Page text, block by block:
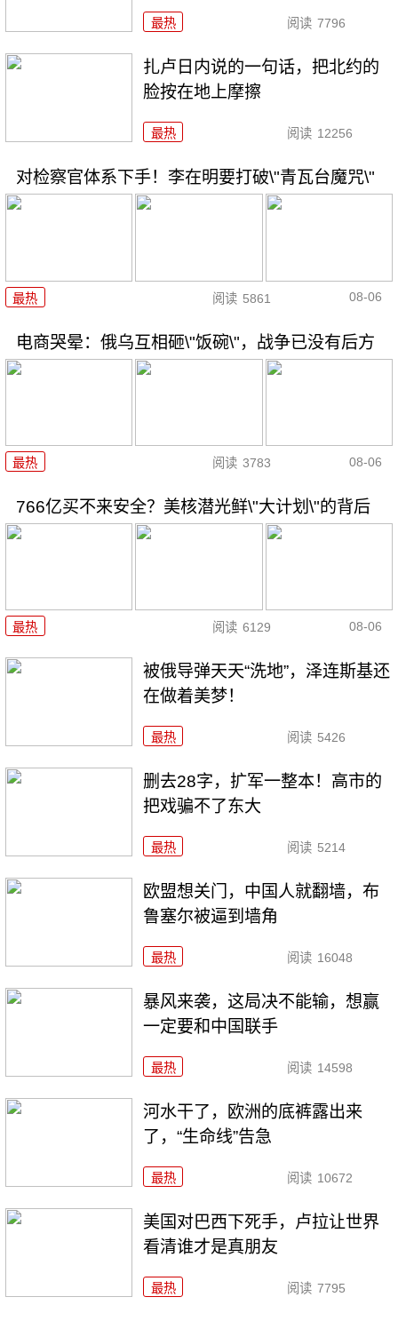
最热 阅读 7796
扎卢日内说的一句话，把北约的
脸按在地上摩擦
最热 阅读 12256
对检察官体系下手！李在明要打破\"青瓦台魔咒\"
最热 阅读 5861 08-06
电商哭晕：俄乌互相砸\"饭碗\"，战争已没有后方
最热 阅读 3783 08-06
766亿买不来安全？美核潜光鲜\"大计划\"的背后
最热 阅读 6129 08-06
被俄导弹天天“洗地”，泽连斯基还
在做着美梦！
最热 阅读 5426
删去28字，扩军一整本！高市的
把戏骗不了东大
最热 阅读 5214
欧盟想关门，中国人就翻墙，布
鲁塞尔被逼到墙角
最热 阅读 16048
暴风来袭，这局决不能输，想赢
一定要和中国联手
最热 阅读 14598
河水干了，欧洲的底裤露出来
了，“生命线”告急
最热 阅读 10672
美国对巴西下死手，卢拉让世界
看清谁才是真朋友
最热 阅读 7795